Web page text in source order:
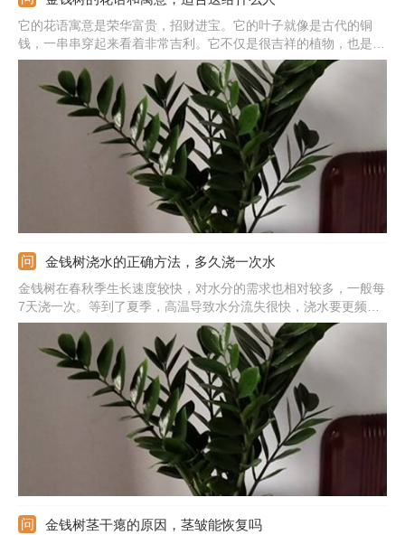
它的花语寓意是荣华富贵，招财进宝。它的叶子就像是古代的铜
钱，一串串穿起来看着非常吉利。它不仅是很吉祥的植物，也是很
有名气的风水植物，很适合养护在家中。本身寓意就很美好，开花
也很难得。若是养殖的金钱树开花了，更寓意着好运将要来临，财
运不断，财源滚滚。
金钱树浇水的正确方法，多久浇一次水
金钱树在春秋季生长速度较快，对水分的需求也相对较多，一般每
7天浇一次。等到了夏季，高温导致水分流失很快，浇水要更频
繁，每3-5天就要浇一次，但温度超过35℃后，植株生长缓慢，需
要适当控水。冬季低于10℃的话，就可以停止浇水了，如果土壤干
燥，可以少浇一点。
金钱树茎干瘪的原因，茎皱能恢复吗